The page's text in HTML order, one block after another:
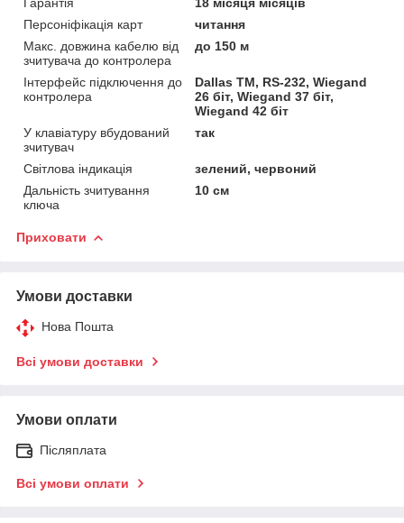
Персоніфікація карт
читання
Макс. довжина кабелю від
зчитувача до контролера
до 150 м
Інтерфейс підключення до
контролера
Dallas TM, RS-232, Wiegand
26 біт, Wiegand 37 біт,
Wiegand 42 біт
У клавіатуру вбудований
зчитувач
так
Світлова індикація
зелений, червоний
Дальність зчитування
ключа
10 см
Приховати
Умови доставки
Нова Пошта
Всі умови доставки
Умови оплати
Післяплата
Всі умови оплати